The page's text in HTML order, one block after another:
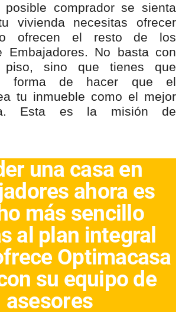
comprador se sienta
vivienda necesitas ofrecer
ofrecen el resto de los
Embajadores. No basta con
piso, sino que tienes que
forma de hacer que el
tu inmueble como el mejor
Esta es la misión de
una casa en
ahora es
más sencillo
al plan integral
Optimacasa
su equipo de
asesores